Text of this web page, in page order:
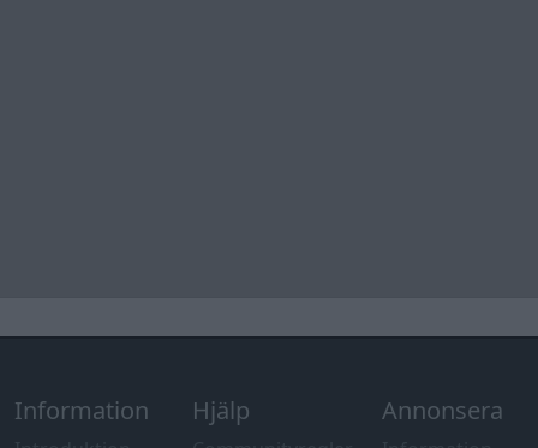
Information Hjälp Annonsera